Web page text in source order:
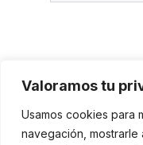
Valoramos tu
Usamos cookies para
navegación,
C. Avinyó 44, 2n
119 03 72|